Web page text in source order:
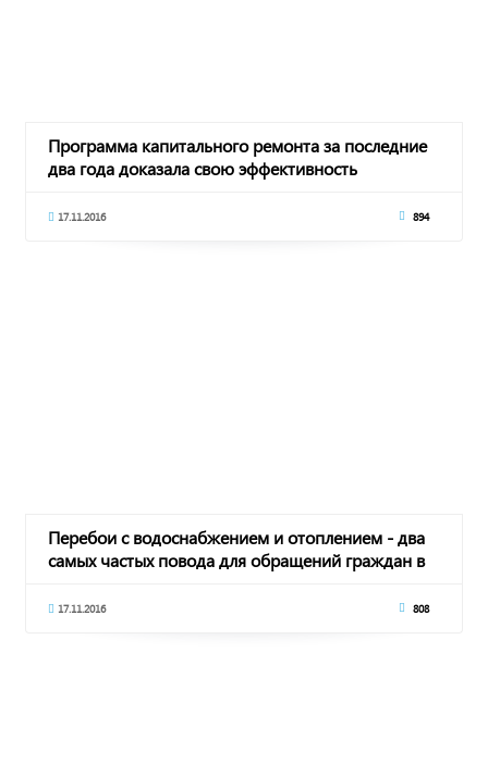
Программа капитального ремонта за последние
два года доказала свою эффективность
17.11.2016 894
Перебои с водоснабжением и отоплением - два
самых частых повода для обращений граждан в
17.11.2016 808